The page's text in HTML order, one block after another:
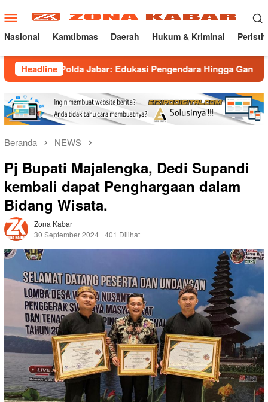
ke
konten
Menu
Mobile
Nasional Kamtibmas Daerah Hukum & Kriminal
Headline
Jabar: Edukasi Pengendara Hingga Ganti Knalpot
Beranda NEWS
Pj Bupati Majalengka, Dedi Supandi
kembali dapat Penghargaan dalam
Bidang Wisata.
Zona Kabar
30 September 2024 401 Dilihat